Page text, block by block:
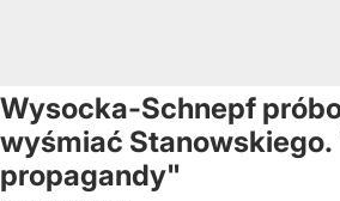
Wysocka-Schnepf
wyśmiać Stanowskiego.
propagandy"